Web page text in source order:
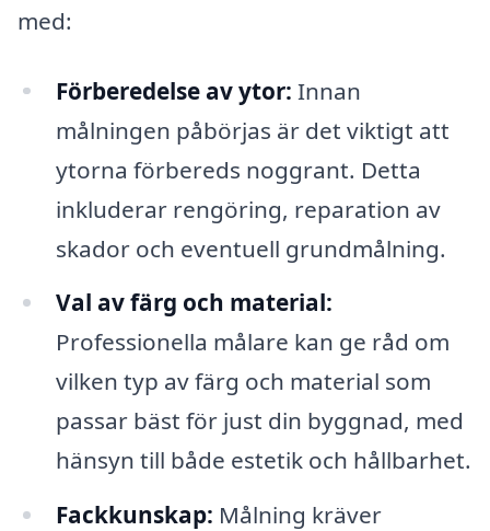
med:
Förberedelse av ytor: Innan
målningen påbörjas är det viktigt att
ytorna förbereds noggrant. Detta
inkluderar rengöring, reparation av
skador och eventuell grundmålning.
Val av färg och material:
Professionella målare kan ge råd om
vilken typ av färg och material som
passar bäst för just din byggnad, med
hänsyn till både estetik och hållbarhet.
Fackkunskap: Målning kräver